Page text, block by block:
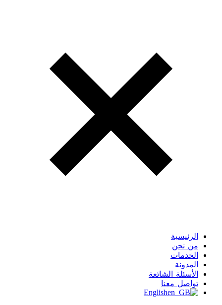
الرئيسية
من نحن
الخدمات
المدونة
الأسئلة الشائعة
تواصل معنا
English